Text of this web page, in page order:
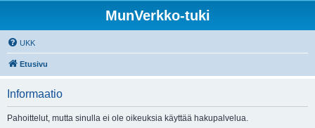
MunVerkko-tuki
UKK
Etusivu
Informaatio
Pahoittelut, mutta sinulla ei ole oikeuksia käyttää hakupalvelua.